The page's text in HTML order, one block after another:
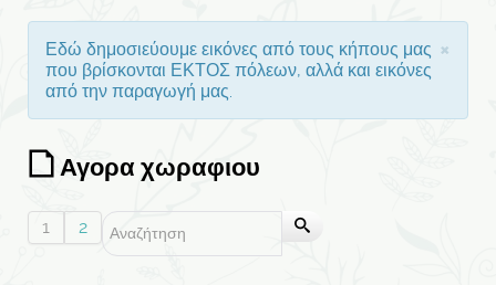
×
Εδώ δημοσιεύουμε εικόνες από τους κήπους μας
που βρίσκονται ΕΚΤΟΣ πόλεων, αλλά και εικόνες
από την παραγωγή μας.
Αγορα χωραφιου
1 2